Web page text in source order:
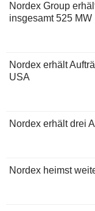
Nordex Group
insgesamt 525 MW
Nordex erhält
USA
Nordex erhält drei
Nordex heimst